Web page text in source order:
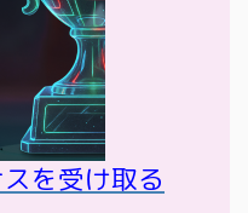
を受け取る